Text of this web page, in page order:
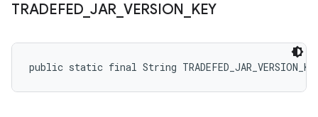
TRADEFED JAR VERSION KEY
public static final String